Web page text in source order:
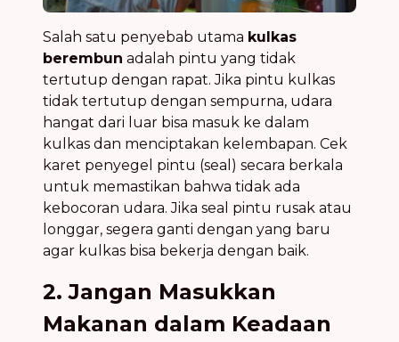
Salah satu penyebab utama kulkas
berembun adalah pintu yang tidak
tertutup dengan rapat. Jika pintu kulkas
tidak tertutup dengan sempurna, udara
hangat dari luar bisa masuk ke dalam
kulkas dan menciptakan kelembapan. Cek
karet penyegel pintu (seal) secara berkala
untuk memastikan bahwa tidak ada
kebocoran udara. Jika seal pintu rusak atau
longgar, segera ganti dengan yang baru
agar kulkas bisa bekerja dengan baik.
2. Jangan Masukkan
Makanan dalam Keadaan